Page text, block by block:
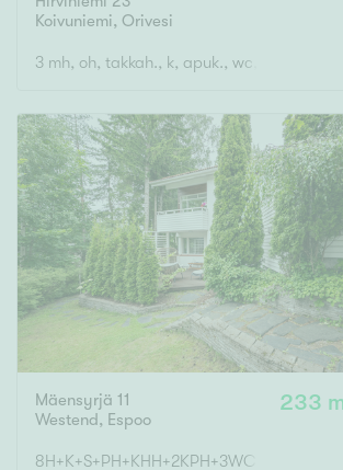
Koivuniemi, Orivesi
3 mh, oh, takkah., k, apuk., wc, kph, s,
Mäensyrjä 11
Westend, Espoo
233